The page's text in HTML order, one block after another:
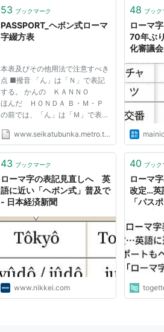
53 ブックマーク
PASSPORT_ヘボン式ローマ
字綴方表
本表及びその他用法で注意すべき
点 ■撥音 「ん」は「Ｎ」で表記
する。 かんの ＫＡＮＮＯ
ほんだ ＨＯＮＤＡ Ｂ・Ｍ・Ｐ
の前では、「ん」は「Ｍ」で表記
Ａ ほんま Ｈ Ｏ Ｍ Ｍ Ａ
「っ」は子音を重ねる。 べっ
Ｉ ...
www.seikatubunka.metro.tokyo.jp
48 ブック
ローマ
70年ぶ
化審議
43 ブックマーク
ローマ字の表記見直しへ 英
語に近い「ヘボン式」普及で
- 日本経済新聞
www.nikkei.com
40 ブック
ローマ
改定…英
「パス
令式一